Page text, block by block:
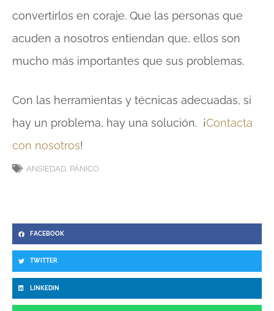
convertirlos en coraje. Que las personas que
acuden a nosotros entiendan que, ellos son
mucho más importantes que sus problemas.
Con las herramientas y técnicas adecuadas, si
hay un problema, hay una solución. ¡Contacta
con nosotros!
ANSIEDAD PÁNICO
FACEBOOK
TWITTER
LINKEDIN